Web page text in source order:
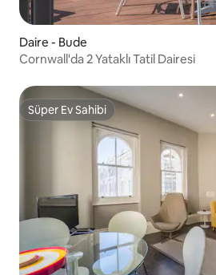
Daire - Bude
Cornwall'da 2 Yataklı Tatil Dairesi
Süper Ev Sahibi
Süper Ev Sahibi